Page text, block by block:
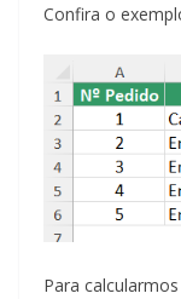
Confira o
Para